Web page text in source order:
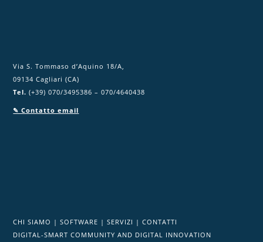
Via S. Tommaso d’Aquino 18/A,
09134 Cagliari (CA)
Tel. (+39) 070/3495386 – 070/4640438
✎ Contatto email
CHI SIAMO |SOFTWARE |SERVIZI |CONTATTI
DIGITAL-SMART COMMUNITY AND DIGITAL INNOVATION